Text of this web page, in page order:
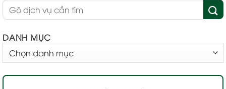
DANH MỤC
MỤC